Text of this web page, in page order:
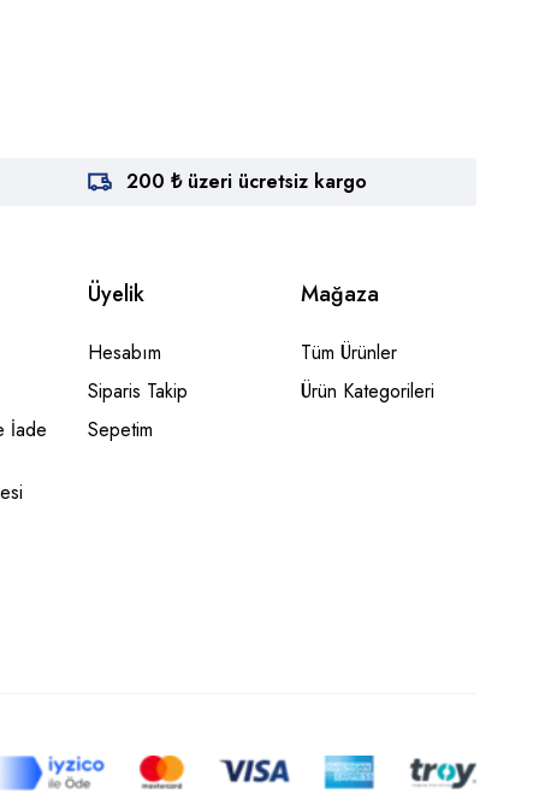
200 ₺ üzeri ücretsiz kargo
İade
Üyelik
Hesabım
Siparis Takip
Sepetim
Mağaza
Tüm Ürünler
Ürün Kategorileri